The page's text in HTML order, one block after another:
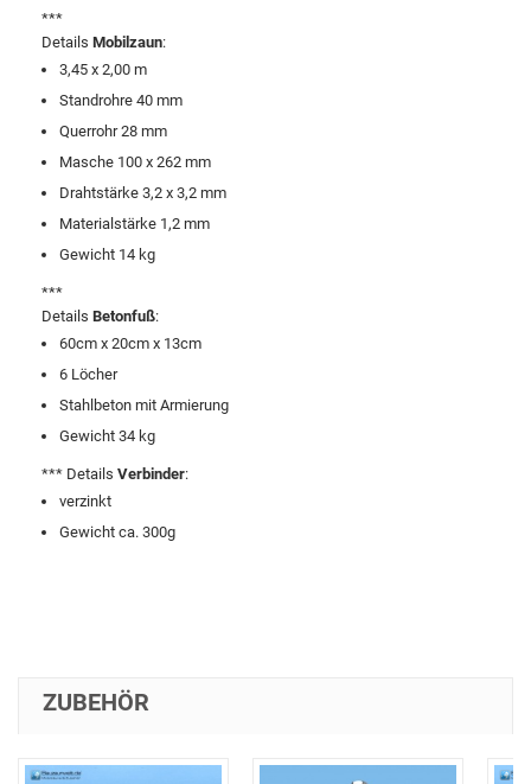
***
Details Mobilzaun:
3,45 x 2,00 m
Standrohre 40 mm
Querrohr 28 mm
Masche 100 x 262 mm
Drahtstärke 3,2 x 3,2 mm
Materialstärke 1,2 mm
Gewicht 14 kg
***
Details Betonfuß:
60cm x 20cm x 13cm
6 Löcher
Stahlbeton mit Armierung
Gewicht 34 kg
*** Details Verbinder:
verzinkt
Gewicht ca. 300g
ZUBEHÖR